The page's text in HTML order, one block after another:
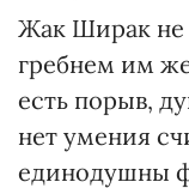
Жак Ширак не
гребнем им
есть порыв,
нет умения
единодушны